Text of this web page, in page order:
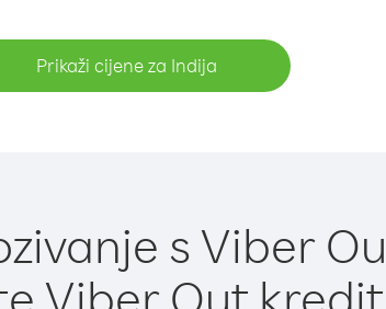
Prikaži cijene za Indija
s Viber